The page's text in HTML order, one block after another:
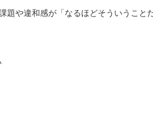
題や違和感が「なるほどそういうこと